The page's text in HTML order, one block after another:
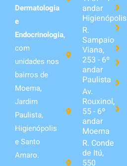
Dermatologia
e
Endocrinologia,
com
unidades nos
bairros de
Moema,
Jardim
Paulista,
Higienópolis
e Santo
Amaro.
andar
Higienópolis
R.
Sampaio
Viana,
253 - 6º
andar
Paulista
Av.
Rouxinol,
55 - 6º
andar
Moema
R. Conde
de Itú,
550